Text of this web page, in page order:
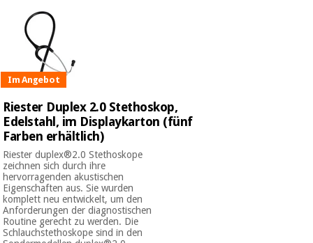
Im Angebot
Riester Duplex 2.0 Stethoskop,
Edelstahl, im Displaykarton (fünf
Farben erhältlich)
Riester duplex®2.0 Stethoskope
zeichnen sich durch ihre
hervorragenden akustischen
Eigenschaften aus. Sie wurden
komplett neu entwickelt, um den
Anforderungen der diagnostischen
Routine gerecht zu werden. Die
Schlauchstethoskope sind in den